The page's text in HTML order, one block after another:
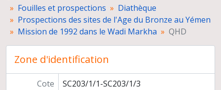
Wadi Irmah (IRM)
Shabwa
Gôl
Wadi Duhur (DHR)
Route de Harit à Nuqub
Timna
Ataq, ville et monuments
Fouilles et prospections
Diathèque
Prospections des sites de l'Age du Bronze au Yémen
Mission de 1992 dans le Wadi Markha
QHD
Zone d'identification
Cote
SC203/1/1-SC203/1/3